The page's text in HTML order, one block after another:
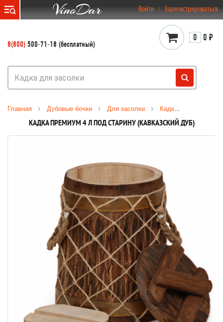
Войти Зарегистрироваться
8(800) 500-71-18 (бесплатный)
0 0 ₽
Главная Дубовые бочки Для засолки Кадки для засолки
КАДКА ПРЕМИУМ 4 Л ПОД СТАРИНУ (КАВКАЗСКИЙ ДУБ)